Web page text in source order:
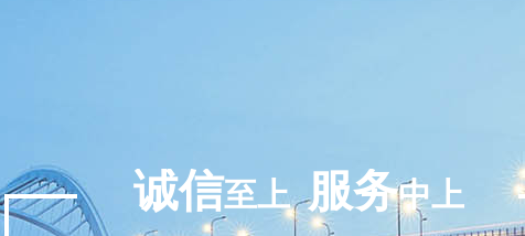
诚信至上服务中上